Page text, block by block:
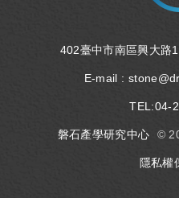
402臺中市南區興大路
E-mail :
TEL:04-
磐石產學研究中心 ©
隱私權